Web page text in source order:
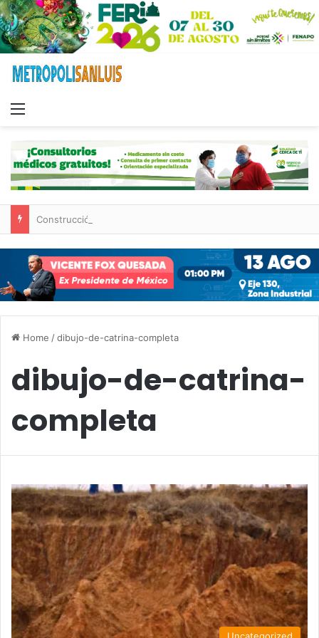
Home /dibujo-de-catrina-completa
dibujo-de-catrina-
completa